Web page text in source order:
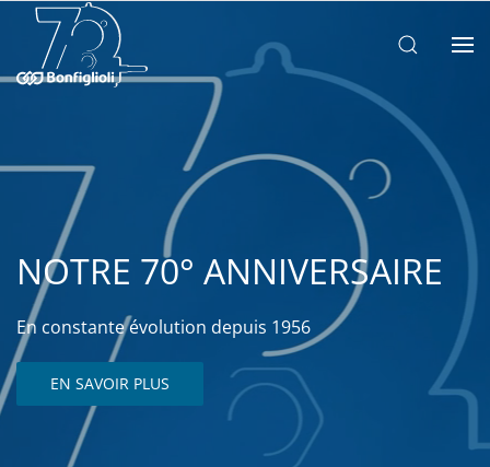
NOTRE 70° ANNIVERSAIRE
En constante évolution depuis 1956
EN SAVOIR PLUS